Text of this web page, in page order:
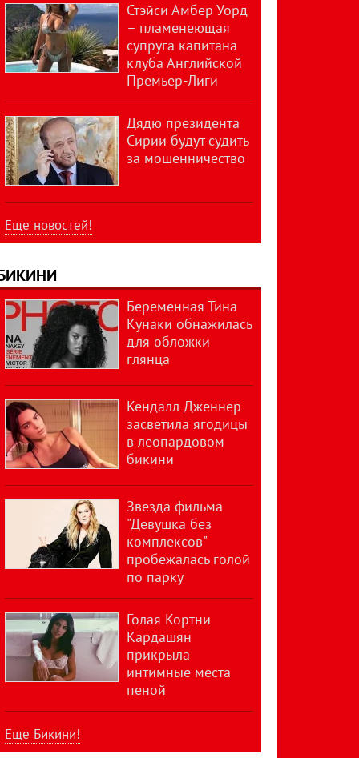
Стэйси Амбер Уорд
– пламенеющая
супруга капитана
клуба Английской
Премьер-Лиги
Дядю президента
Сирии будут судить
за мошенничество
Еще новостей!
Беременная Тина
Кунаки обнажилась
для обложки
глянца
Кендалл Дженнер
засветила ягодицы
в леопардовом
бикини
Звезда фильма
"Девушка без
комплексов"
пробежалась голой
по парку
Голая Кортни
Кардашян
прикрыла
интимные места
пеной
Еще Бикини!